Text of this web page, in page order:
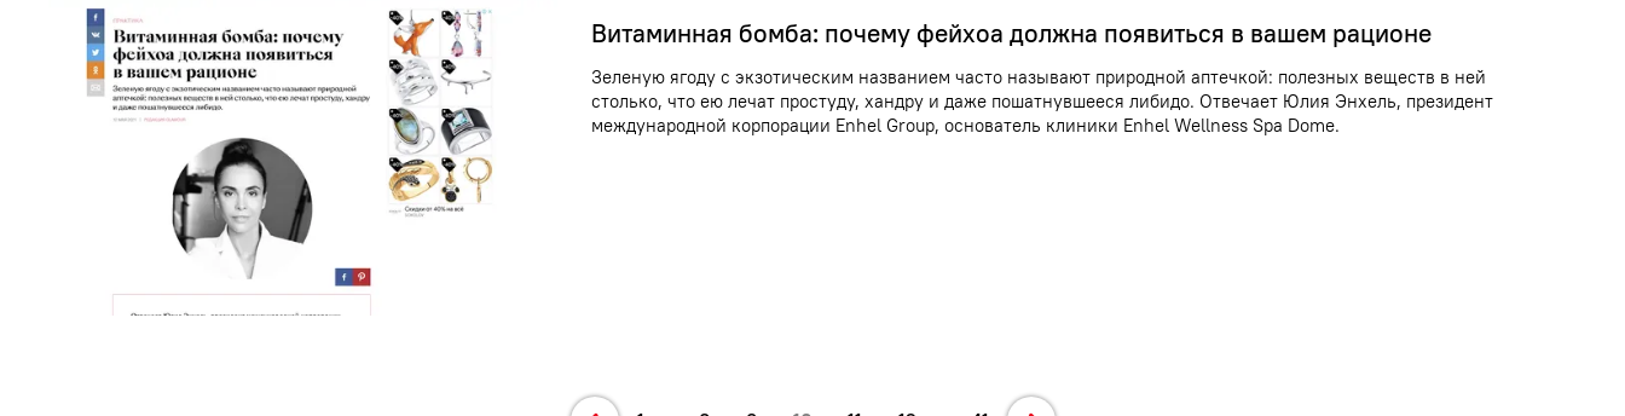
Витаминная бомба: почему фейхоа должна появиться в вашем рационе
Зеленую ягоду с экзотическим названием часто называют природной аптечкой: полезных веществ в ней
столько, что ею лечат простуду, хандру и даже пошатнувшееся либидо. Отвечает Юлия Энхель, президент
международной корпорации Enhel Group, основатель клиники Enhel Wellness Spa Dome.